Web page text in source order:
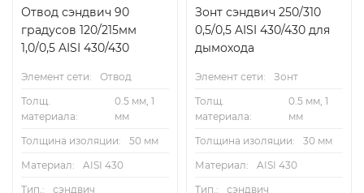
Отвод сэндвич 90
градусов 120/215мм
1,0/0,5 AISI 430/430
Элемент сети:
Отвод
Толщ.
материала:
0.5 мм, 1
мм
Толщина изоляции:
50 мм
Материал:
AISI 430
Тип.:
сэндвич
Зонт сэндвич 250/310
0,5/0,5 AISI 430/430 для
дымохода
Элемент сети:
Зонт
Толщ.
материала:
0.5 мм, 1
мм
Толщина изоляции:
30 мм
Материал:
AISI 430
Тип.:
сэндвич